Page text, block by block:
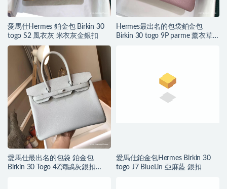
愛馬仕Hermes 鉑金包 Birkin 30
togo S2 風衣灰 米衣灰金銀扣
Hermes最出名的包袋鉑金包
Birkin 30 togo 9P parme 薰衣草
愛馬仕最出名的包袋 鉑金包
Birkin 30 Togo 4Z海鷗灰銀扣
愛馬仕鉑金包Hermes Birkin 30
togo J7 BlueLin 亞麻藍 銀扣